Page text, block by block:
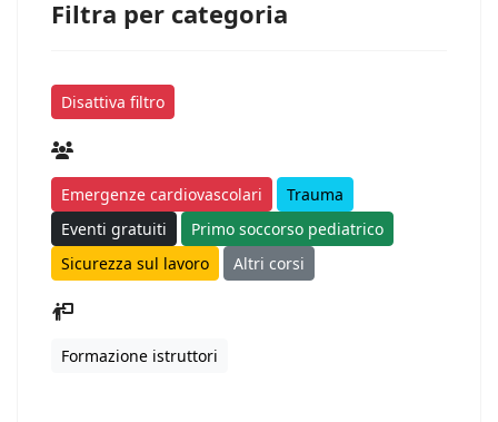
Filtra per categoria
Disattiva filtro
Emergenze cardiovascolari
Trauma
Eventi gratuiti
Primo soccorso pediatrico
Sicurezza sul lavoro
Altri corsi
Formazione istruttori